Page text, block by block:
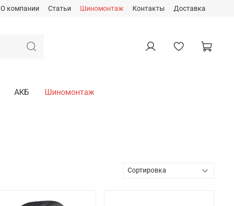
О компании Статьи Шиномонтаж Контакты Доставка
АКБ Шиномонтаж